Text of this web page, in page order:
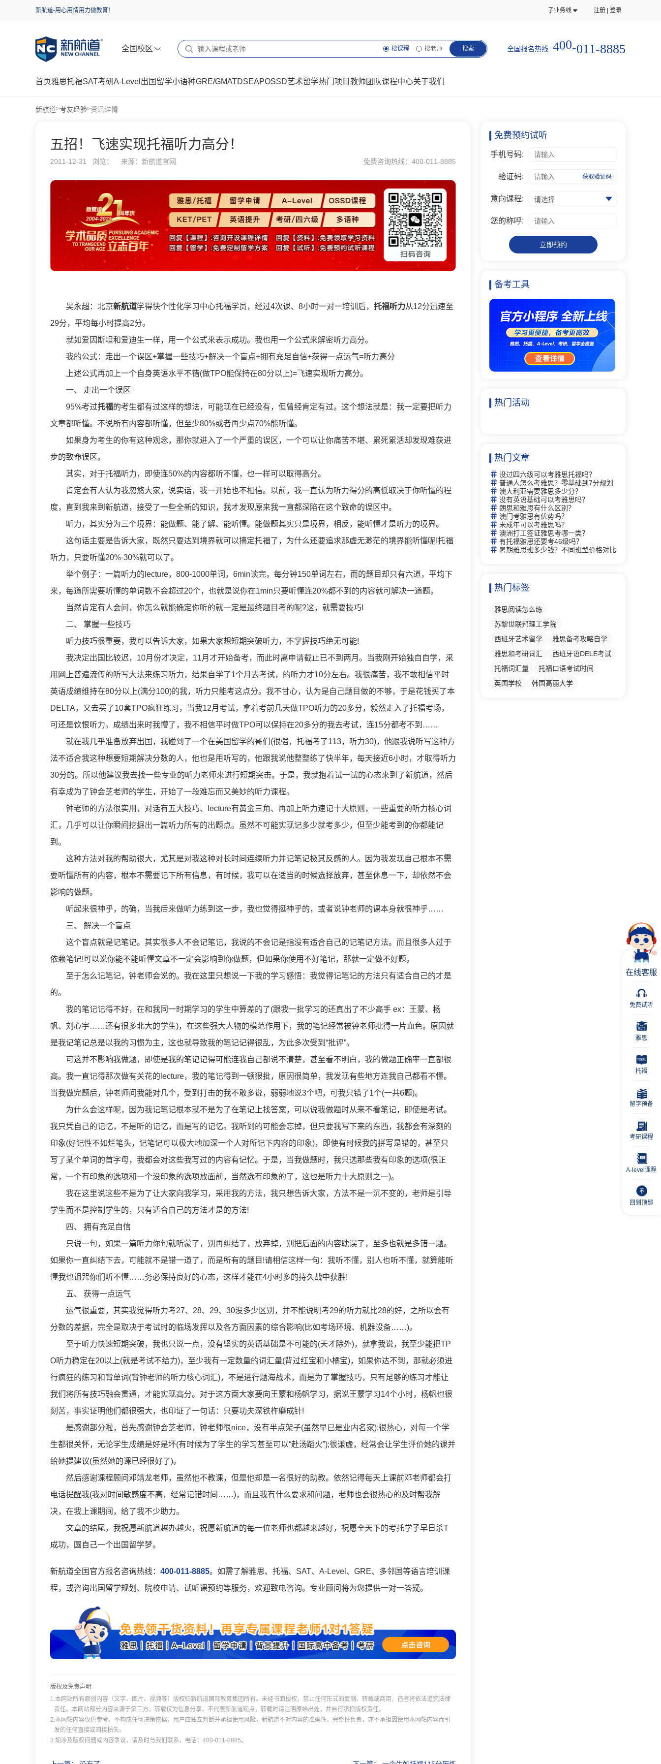
新航道-用心用情用力做教育！ 子业务线 注册 | 登录
全国校区 搜课程 搜老师 搜索 全国报名热线: 400-01 1 -8885
首页雅思托福SAT考研A-Level 出国留学小语种GRE/GMATDSEAPOSSD艺术留学热门项目教师团队课程中心关于我们
新航道>考友经验>资讯详情
五招！飞速实现托福听力高分！
2011-12-31 浏览： 来源：新航道官网 免费咨询热线：400-011-8885
吴永超：北京新航道学得快个性化学习中心托福学员，经过4次课、8小时一对一培训后， 托福听力从12分迅速至
29分，平均每小时提高2分。
就如爱因斯坦和爱迪生一样，用一个公式来表示成功。我也用一个公式来解密听力高分。
我的公式：走出一个误区+掌握一些技巧+解决一个盲点+拥有充足自信+获得一点运气=听力高分
上述公式再加上一个自身英语水平不错(做TPO能保持在80分以上)=飞速实现听力高分。
一、 走出一个误区
95%考过托福的考生都有过这样的想法，可能现在已经没有，但曾经肯定有过。这个想法就是：我一定要把听力
文章都听懂。不说所有内容都听懂，但至少80%或者再少点70%能听懂。
如果身为考生的你有这种观念，那你就进入了一个严重的误区，一个可以让你痛苦不堪、累死累活却发现难获进
步的致命误区。
其实，对于托福听力，即使连50%的内容都听不懂，也一样可以取得高分。
肯定会有人认为我忽悠大家，说实话，我一开始也不相信。以前，我一直认为听力得分的高低取决于你听懂的程
度，直到我来到新航道，接受了一些全新的知识，我才发现原来我一直都深陷在这个致命的误区中。
听力，其实分为三个境界：能做题、能了解、能听懂。能做题其实只是境界，相反，能听懂才是听力的境界。
这句话主要是告诉大家，既然只要达到境界就可以搞定托福了，为什么还要追求那虚无渺茫的境界能听懂呢!托福
听力，只要听懂20%-30%就可以了。
举个例子：一篇听力的lecture，800-1000单词，6min读完，每分钟150单词左右，而的题目却只有六道，平均下
来，每道所需要听懂的单词数不会超过20个，也就是说你在1min只要听懂连20%都不到的内容就可解决一道题。
当然肯定有人会问，你怎么就能确定你听的就一定是最终题目考的呢?这，就需要技巧!
二、 掌握一些技巧
听力技巧很重要，我可以告诉大家，如果大家想短期突破听力，不掌握技巧绝无可能!
我决定出国比较迟，10月份才决定，11月才开始备考，而此时离申请截止已不到两月。当我刚开始独自自学，采
用网上普遍流传的听写大法来练习听力，结果自学了1个月去考试，的听力才10分左右。我很痛苦，我不敢相信平时
英语成绩维持在80分以上(满分100)的我，听力只能考这点分。我不甘心，认为是自己题目做的不够，于是花钱买了本
DELTA，又去买了10套TPO疯狂练习，当我12月考试，拿着考前几天做TPO听力的20多分，毅然走入了托福考场，
可还是饮恨听力。成绩出来时我懵了，我不相信平时做TPO可以保持在20多分的我去考试，连15分都考不到……
就在我几乎准备放弃出国，我碰到了一个在美国留学的哥们(很强，托福考了113，听力30)，他跟我说听写这种方
法不适合我这种想要短期解决分数的人，他也是用听写的，他跟我说他整整练了快半年，每天接近6小时，才取得听力
30分的。所以他建议我去找一些专业的听力老师来进行短期突击。于是，我就抱着试一试的心态来到了新航道，然后
有幸成为了钟会芝老师的学生，开始了一段难忘而又美妙的听力课程。
钟老师的方法很实用，对话有五大技巧、lecture有黄金三角、再加上听力速记十大原则，一些重要的听力核心词
汇，几乎可以让你瞬间挖掘出一篇听力所有的出题点。虽然不可能实现记多少就考多少，但至少能考到的你都能记
到。
这种方法对我的帮助很大，尤其是对我这种对长时间连续听力并记笔记极其反感的人。因为我发现自己根本不需
要听懂所有的内容，根本不需要记下所有信息，有时候，我可以在适当的时候选择放弃，甚至休息一下，却依然不会
影响的做题。
听起来很神乎，的确，当我后来做听力练到这一步，我也觉得挺神乎的，或者说钟老师的课本身就很神乎……
三、 解决一个盲点
这个盲点就是记笔记。其实很多人不会记笔记，我说的不会记是指没有适合自己的记笔记方法。而且很多人过于
依赖笔记!可以说你能不能听懂文章不一定会影响到你做题，但如果你使用不好笔记，那就一定做不好题。
至于怎么记笔记，钟老师会说的。我在这里只想说一下我的学习感悟：我觉得记笔记的方法只有适合自己的才是
的。
我的笔记记得不好，在和我同一时期学习的学生中算差的了(跟我一批学习的还真出了不少高手 ex：王蒙、杨
帆、刘心宇……还有很多北大的学生)，在这些强大人物的模范作用下，我的笔记经常被钟老师批得一片血色。原因就
是我记笔记总是以我的习惯为主，这也就导致我的笔记记得很乱，为此多次受到“批评”。
可这并不影响我做题，即使是我的笔记记得可能连我自己都说不清楚，甚至看不明白，我的做题正确率一直都很
高。我一直记得那次做有关花的lecture，我的笔记得到一顿狠批，原因很简单，我发现有些地方连我自己都看不懂。
当我做完题后，钟老师问我能对几个，受到打击的我不敢多说，弱弱地说3个吧，可我只错了1个(一共6题)。
为什么会这样呢，因为我记笔记根本就不是为了在笔记上找答案，可以说我做题时从来不看笔记，即使是考试。
我只凭自己的记忆，不是听的记忆，而是写的记忆。我听到的可能会忘掉，但只要我写下来的东西，我都会有深刻的
印象(好记性不如烂笔头，记笔记可以极大地加深一个人对所记下内容的印象)，即使有时候我的拼写是错的，甚至只
写了某个单词的首字母，我都会对这些我写过的内容有记忆。于是，当我做题时，我只选那些我有印象的选项(很正
常，一个有印象的选项和一个没印象的选项放面前，当然选有印象的了，这也是听力十大原则之一)。
我在这里说这些不是为了让大家向我学习，采用我的方法，我只想告诉大家，方法不是一沉不变的，老师是引导
学生而不是控制学生的，只有适合自己的方法才是的方法!
四、 拥有充足自信
只说一句，如果一篇听力你句就听蒙了，别再纠结了，放弃掉，别把后面的内容耽误了，至多也就是多错一题。
如果你一直纠结下去，可能就不是错一道了，而是所有的题目!请相信这样一句：我听不懂，别人也听不懂，就算能听
懂我也诅咒你们听不懂……务必保持良好的心态，这样才能在4小时多的持久战中获胜!
五、 获得一点运气
运气很重要，其实我觉得听力考27、28、29、30没多少区别，并不能说明考29的听力就比28的好，之所以会有
分数的差据，完全是取决于考试时的临场发挥以及各方面因素的综合影响(比如考场环境、机器设备……)。
至于听力快速短期突破，我也只说一点，没有坚实的英语基础是不可能的(天才除外)，就拿我说，我至少能把TP
O听力稳定在20以上(就是考试不给力)，至少我有一定数量的词汇量(背过红宝和小橘宝)，如果你达不到，那就必须进
行疯狂的练习和背单词(背钟老师的听力核心词汇)，不是进行题海战术，而是为了掌握技巧，只有足够的练习才能让
我们将所有技巧融会贯通，才能实现高分。对于这方面大家要向王蒙和杨帆学习，据说王蒙学习14个小时，杨帆也很
刻苦，事实证明他们都很强大，也印证了一句话：只要功夫深铁杵磨成针!
是感谢部分啦，首先感谢钟会芝老师，钟老师很nice，没有半点架子(虽然早已是业内名家);很热心，对每一个学
生都很关怀，无论学生成绩是好是坏(有时候为了学生的学习甚至可以“赴汤蹈火”);很谦虚，经常会让学生评价她的课并
给她提建议(虽然她的课已经很好了)。
然后感谢课程顾问邓靖龙老师，虽然他不教课，但是他却是一名很好的助教。依然记得每天上课前邓老师都会打
电话提醒我(我对时间敏感度不高，经常记错时间……)，而且我有什么要求和问题，老师也会很热心的及时帮我解
决，在我上课期间，给了我不少助力。
文章的结尾，我祝愿新航道越办越火，祝愿新航道的每一位老师也都越来越好，祝愿全天下的考托学子早日杀T
成功，圆自己一个出国留学梦。
新航道全国官方报名咨询热线： 400-011-8885。如需了解雅思、托福、SAT、A-Level、GRE、多邻国等语言培训课
程，或咨询出国留学规划、院校申请、试听课预约等服务，欢迎致电咨询。专业顾问将为您提供一对一答疑。
版权及免责声明
1.本网站所有原创内容（文字、图片、视频等）版权归新航道国际教育集团所有。未经书面授权，禁止任何形式的复制、转载或商用，违者将依法追究法律
责任。本网站部分内容来源于第三方，转载仅为信息分享，不代表新航道观点，转载时请注明原始出处，并自行承担版权责任。
2.本网站内容仅供参考，不构成任何决策依据，用户应独立判断并承担使用风险，新航道不对内容的准确性、完整性负责，亦不承担因使用本网站内容而引
发的任何直接或间接损失。
3.如涉及版权问题或内容争议，请及时与我们联系，电话：400-011-8885。
免费预约试听
手机号码:
验证码: 获取验证码
意向课程: 请选择
您的称呼:
立即预约
备考工具
热门活动
热门文章
没过四六级可以考雅思托福吗？
普通人怎么考雅思？零基础到7分规划
澳大利亚需要雅思多少分？
没有英语基础可以考雅思吗？
朗思和雅思有什么区别？
澳门考雅思有优势吗？
未成年可以考雅思吗？
澳洲打工签证雅思考哪一类？
有托福雅思还要考46级吗？
暑期雅思班多少钱？不同班型价格对比
热门标签
雅思阅读怎么练
苏黎世联邦理工学院
西班牙艺术留学
雅思备考攻略自学
雅思和考研词汇
西班牙语DELE考试
托福词汇量
托福口语考试时间
英国学校
韩国高丽大学
在线客服
免费试听
雅思
托福
留学预备
考研课程
A-level课程
回到顶部
登录/注册
* 验证码: 获取验证码
登录
我已阅读并同意《用户服务条款及隐私政策》